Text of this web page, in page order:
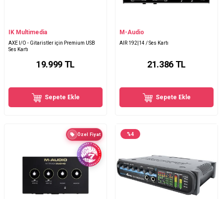
IK Multimedia
AXE I/O - Gitaristler için Premium USB
Ses Kartı
19.999TL
Sepete Ekle
M-Audio
AIR 192|14 / Ses Kartı
21.386TL
Sepete Ekle
Özel Fiyat %4